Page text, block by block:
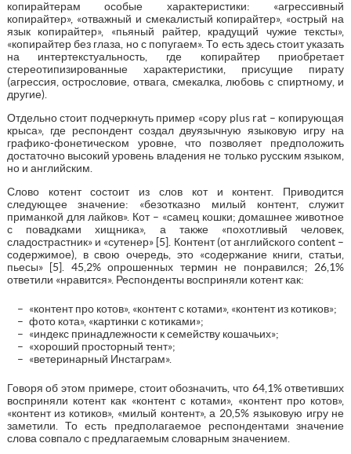
копирайтерам особые характеристики: «агрессивный
копирайтер», «отважный и смекалистый копирайтер», «острый на
язык копирайтер», «пьяный райтер, крадущий чужие тексты»,
«копирайтер без глаза, но с попугаем». То есть здесь стоит указать
на интертекстуальность, где копирайтер приобретает
стереотипизированные характеристики, присущие пирату
(агрессия, острословие, отвага, смекалка, любовь с спиртному, и
другие).
Отдельно стоит подчеркнуть пример «copy plus rat – копирующая
крыса», где респондент создал двуязычную языковую игру на
графико-фонетическом уровне, что позволяет предположить
достаточно высокий уровень владения не только русским языком,
но и английским.
Слово котент состоит из слов кот и контент. Приводится
следующее значение: «безотказно милый контент, служит
приманкой для лайков». Кот – «самец кошки; домашнее животное
с повадками хищника», а также «похотливый человек,
сладострастник» и «сутенер» [5]. Контент (от английского content –
содержимое), в свою очередь, это «содержание книги, статьи,
пьесы» [5]. 45,2% опрошенных термин не понравился; 26,1%
ответили «нравится». Респонденты восприняли котент как:
«контент про котов», «контент с котами», «контент из котиков»;
фото кота», «картинки с котиками»;
«индекс принадлежности к семейству кошачьих»;
«хороший просторный тент»;
«ветеринарный Инстаграм».
Говоря об этом примере, стоит обозначить, что 64,1% ответивших
восприняли котент как «контент с котами», «контент про котов»,
«контент из котиков», «милый контент», а 20,5% языковую игру не
заметили. То есть предполагаемое респондентами значение
слова совпало с предлагаемым словарным значением.